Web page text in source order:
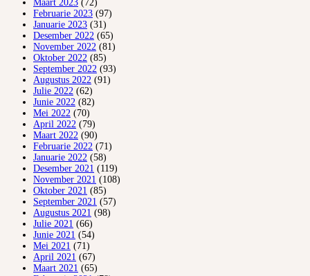
Maart 2023 (72)
Februarie 2023 (97)
Januarie 2023 (31)
Desember 2022 (65)
November 2022 (81)
Oktober 2022 (85)
September 2022 (93)
Augustus 2022 (91)
Julie 2022 (62)
Junie 2022 (82)
Mei 2022 (70)
April 2022 (79)
Maart 2022 (90)
Februarie 2022 (71)
Januarie 2022 (58)
Desember 2021 (119)
November 2021 (108)
Oktober 2021 (85)
September 2021 (57)
Augustus 2021 (98)
Julie 2021 (66)
Junie 2021 (54)
Mei 2021 (71)
April 2021 (67)
Maart 2021 (65)